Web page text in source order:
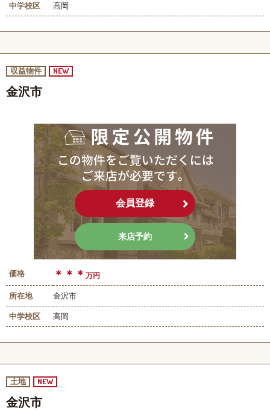
中学校区 高岡
収益物件 NEW
金沢市
会員登録
来店予約
価格 ＊＊＊ 万円
所在地 金沢市
中学校区 高岡
土地 NEW
金沢市